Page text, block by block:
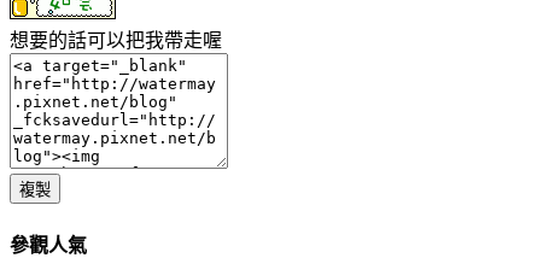
想要的話可以把我帶走喔
複製
參觀人氣